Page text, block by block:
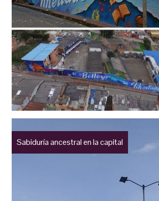
Sabiduría ancestral en la capital